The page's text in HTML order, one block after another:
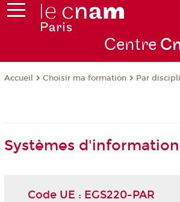
Centre
Accueil Choisir ma formation Par
Systèmes
Code UE : EGS220-PAR